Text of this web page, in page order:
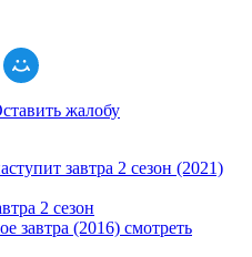
жалобу
2 сезон